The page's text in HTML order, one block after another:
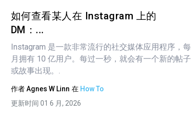
分享这篇文章
在 Facebook 上 复制链接
如何查看某人在 Instagram 上的
DM：...
Instagram 是一款非常流行的社交媒体应用程序，每
月拥有 10 亿用户。每过一秒，就会有一个新的帖子
或故事出现。.
作者Agnes W Linn 在 How To
更新时间 01 6 月, 2026